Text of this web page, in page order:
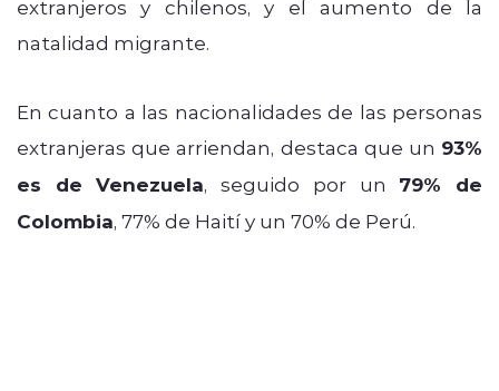
extranjeros y chilenos, y el aumento de la
natalidad migrante.
En cuanto a las nacionalidades de las personas
extranjeras que arriendan, destaca que un 93%
es de Venezuela, seguido por un 79% de
Colombia, 77% de Haití y un 70% de Perú.